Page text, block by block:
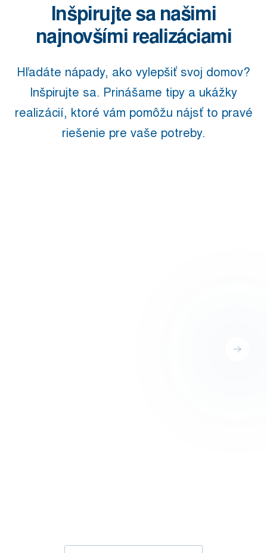
Inšpirujte sa našimi
najnovšími realizáciami
Hľadáte nápady, ako vylepšiť svoj domov?
Inšpirujte sa. Prinášame tipy a ukážky
realizácií, ktoré vám pomôžu nájsť to pravé
riešenie pre vaše potreby.